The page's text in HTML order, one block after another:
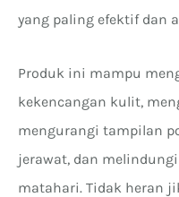
yang paling efektif dan
Produk ini mampu
kekencangan kulit,
mengurangi tampilan
jerawat, dan
matahari. Tidak heran